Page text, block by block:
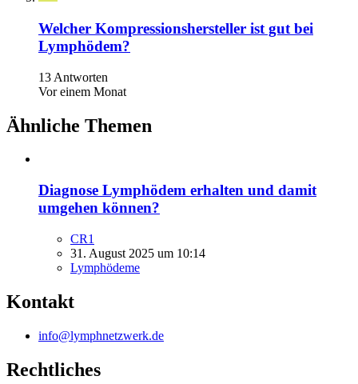
Welcher Kompressionshersteller ist gut bei
Lymphödem?
13 Antworten
Vor einem Monat
Ähnliche Themen
Diagnose Lymphödem erhalten und damit
umgehen können?
CR1
31. August 2025 um 10:14
Lymphödeme
Kontakt
info@lymphnetzwerk.de
Rechtliches